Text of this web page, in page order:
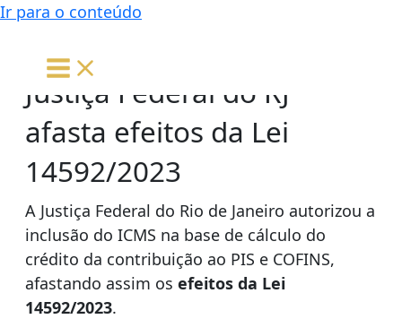
Ir para o conteúdo
Justiça Federal do RJ
afasta efeitos da Lei
14592/2023
A Justiça Federal do Rio de Janeiro autorizou a
inclusão do ICMS na base de cálculo do
crédito da contribuição ao PIS e COFINS,
afastando assim os efeitos da Lei
14592/2023.